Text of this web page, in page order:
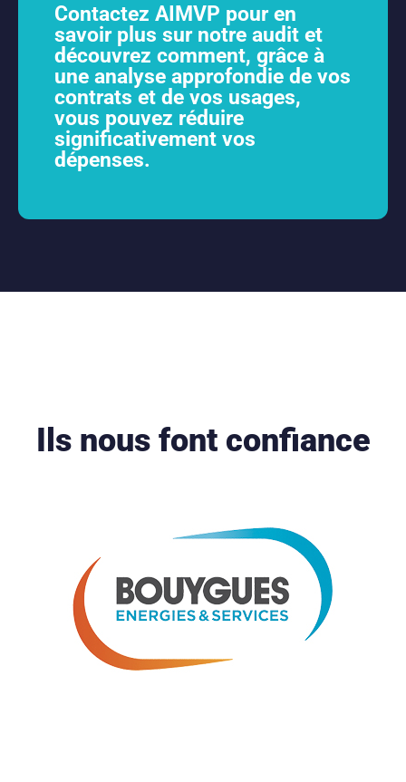
Contactez AIMVP pour en
savoir plus sur notre audit et
découvrez comment, grâce à
une analyse approfondie de vos
contrats et de vos usages,
vous pouvez réduire
significativement vos
dépenses.
Ils nous font confiance